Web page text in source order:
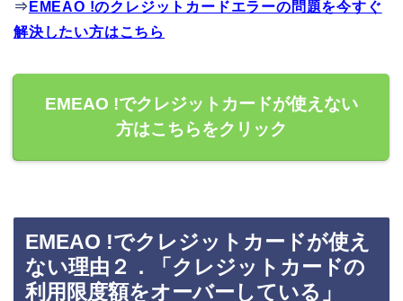
⇒ EMEAO !のクレジットカードエラーの問題を今すぐ
解決したい方はこちら
EMEAO !でクレジットカードが使えない
方はこちらをクリック
EMEAO !でクレジットカードが使え
ない理由２．「クレジットカードの
利用限度額をオーバーしている」